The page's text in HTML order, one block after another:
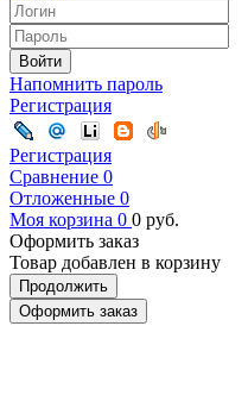
Войти
Напомнить пароль
Регистрация
Регистрация
Сравнение 0
Отложенные 0
Моя корзина 0 0 руб.
Оформить заказ
Товар добавлен в корзину
Продолжить
Оформить заказ